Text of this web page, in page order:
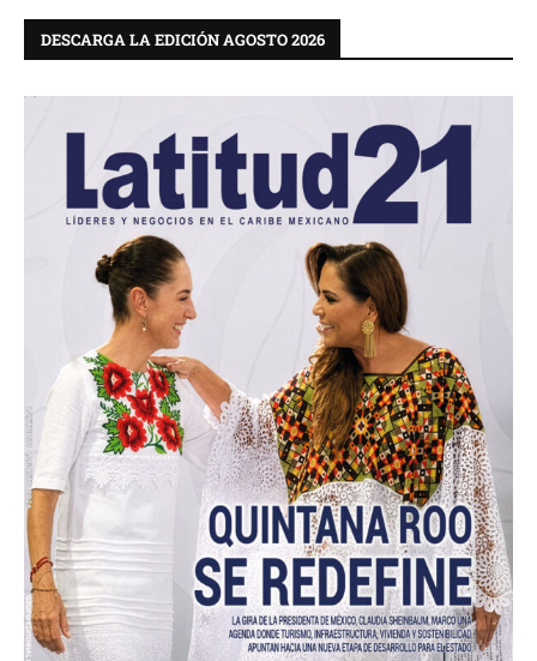
DESCARGA LA EDICIÓN AGOSTO 2026